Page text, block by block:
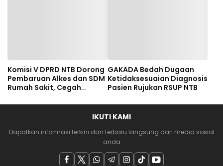
Komisi V DPRD NTB Dorong
Pembaruan Alkes dan SDM
Rumah Sakit, Cegah
Pasien Rujukan Bima-
GAKADA Bedah Dugaan
Ketidaksesuaian Diagnosis
Pasien Rujukan RSUP NTB
IKUTI KAMI
Dapatkan informasi terkini dan terbaru langsung dari media sosial
anda